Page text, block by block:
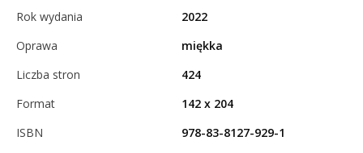
Rok wydania
2022
Oprawa
miękka
Liczba stron
424
Format
142 x 204
ISBN
978-83-8127-929-1